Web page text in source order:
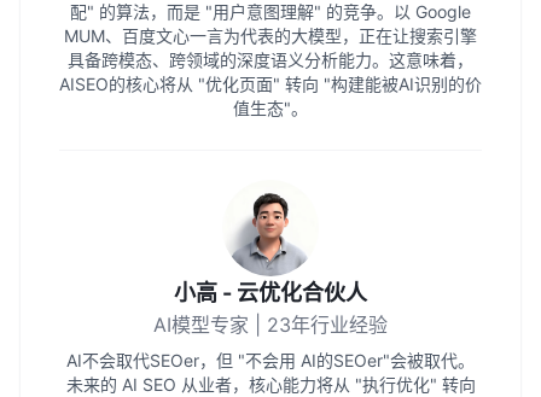
配" 的算法，而是 "用户意图理解" 的竞争。以 Google
MUM、百度文心一言为代表的大模型，正在让搜索引擎
具备跨模态、跨领域的深度语义分析能力。这意味着，
AISEO的核心将从 "优化页面" 转向 "构建能被AI识别的价
值生态"。
小高 - 云优化合伙人
AI模型专家 | 23年行业经验
AI不会取代SEOer，但 "不会用 AI的SEOer"会被取代。
未来的 AI SEO 从业者，核心能力将从 "执行优化" 转向